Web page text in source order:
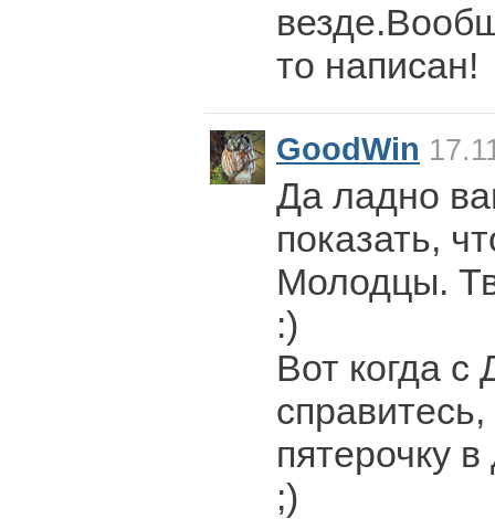
то написан!
GoodWin
Да ладно
показать,
Молодцы.
:)
Вот когда
пятерочку
;)